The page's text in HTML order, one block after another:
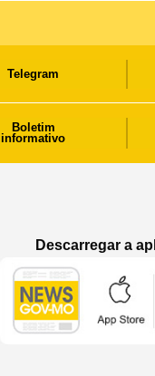
Telegram
Boletim
informativo
Descarregar a